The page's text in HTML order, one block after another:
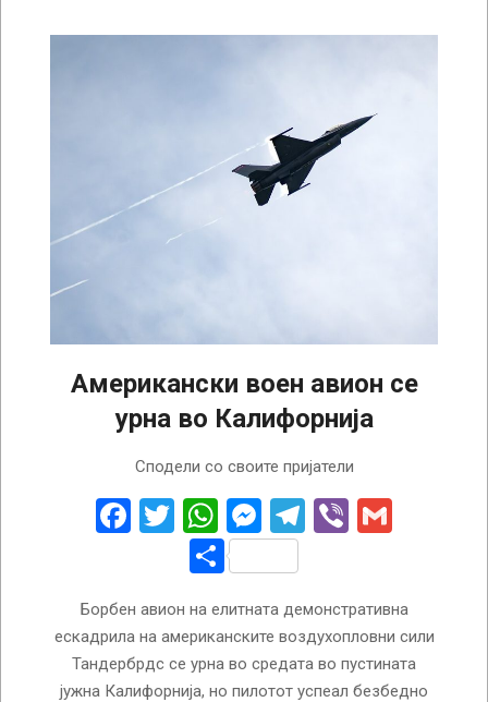
Американски воен авион се
урна во Калифорнија
Сподели со своите пријатели
Facebook
Twitter
WhatsApp
Messenger
Telegram
Viber
Share
Борбен авион на елитната демонстративна
ескадрила на американските воздухопловни сили
Тандербрдс се урна во средата во пустината
јужна Калифорнија, но пилотот успеал безбедно